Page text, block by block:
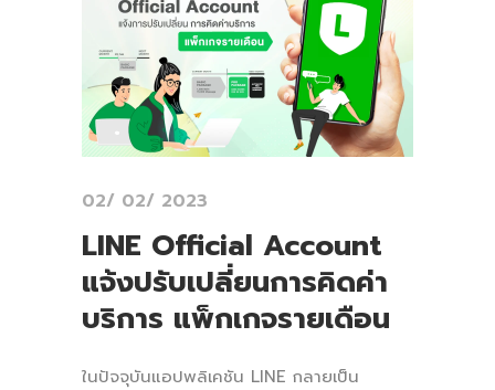
02/ 02/ 2023
LINE Official Account
แจ้งปรับเปลี่ยนการคิดค่า
บริการ แพ็กเกจรายเดือน
ในปัจจุบันแอปพลิเคชัน LINE กลายเป็น